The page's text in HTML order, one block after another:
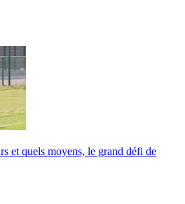
et quels moyens, le grand défi de